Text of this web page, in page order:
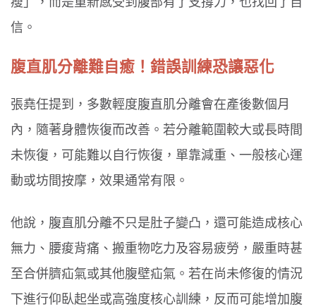
信。
腹直肌分離難自癒！錯誤訓練恐讓惡化
張堯任提到，多數輕度腹直肌分離會在產後數個月
內，隨著身體恢復而改善。若分離範圍較大或長時間
未恢復，可能難以自行恢復，單靠減重、一般核心運
動或坊間按摩，效果通常有限。
他說，腹直肌分離不只是肚子變凸，還可能造成核心
無力、腰痠背痛、搬重物吃力及容易疲勞，嚴重時甚
至合併臍疝氣或其他腹壁疝氣。若在尚未修復的情況
下進行仰臥起坐或高強度核心訓練，反而可能增加腹